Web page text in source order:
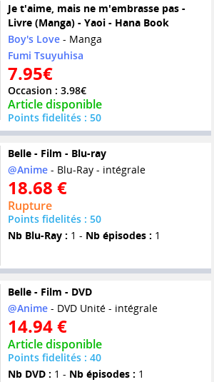
Je t'aime, mais ne m'embrasse pas -
Livre (Manga) - Yaoi - Hana Book
Boy's Love- Manga
Fumi Tsuyuhisa
7.95€
Occasion : 3.98€
Article disponible
Points fidelités : 50
Belle - Film - Blu-ray
@Anime- Blu-Ray - intégrale
18.68 €
Rupture
Points fidelités : 50
Nb Blu-Ray : 1 - Nb épisodes : 1
Belle - Film - DVD
@Anime- DVD Unité - intégrale
14.94 €
Article disponible
Points fidelités : 40
Nb DVD : 1 - Nb épisodes : 1